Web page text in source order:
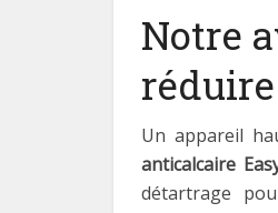
Notre
Un appareil
anticalcaire
détartrage